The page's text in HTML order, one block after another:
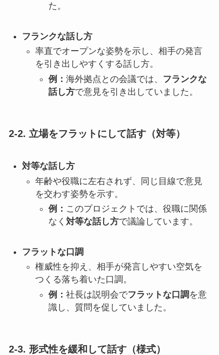
た。
フランクな話し方
率直でオープンな姿勢を示し、相手の発言
を引き出しやすくする話し方。
例： 海外拠点との会議では、
フランクな
話し方で意見を引き出していました。
2-2. 立場をフラットにして話す（対等）
対等な話し方
年齢や役職に左右されず、同じ目線で意見
を交わす姿勢を示す。
例： このプロジェクトでは、役職に関係
なく 対等な話し方で議論しています。
フラットな口調
権威性を抑え、相手が発言しやすい空気を
つくる落ち着いた口調。
例： 社長は説明会でフラットな口調 を意
識し、質問を促していました。
2-3. 形式性を緩和して話す（様式）